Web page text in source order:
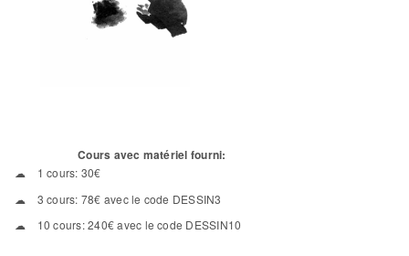
Cours avec matériel fourni:
1 cours: 30€
3 cours: 78€ avec le code DESSIN3
10 cours: 240€ avec le code DESSIN10